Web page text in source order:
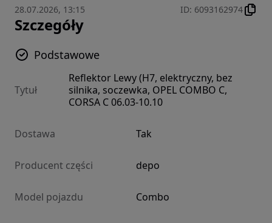
28.07.2026, 13:15 ID: 6093162974
Szczegóły
Podstawowe
Tytuł
Reflektor Lewy (H7, elektryczny, bez
silnika, soczewka, OPEL COMBO C,
CORSA C 06.03-10.10
Dostawa Tak
Producent części depo
Model pojazdu Combo